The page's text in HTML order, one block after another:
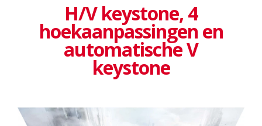
H/V keystone, 4
hoekaanpassingen en
automatische V
keystone